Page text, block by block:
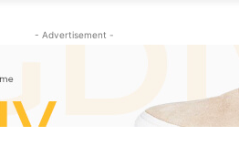
- Advertisement -